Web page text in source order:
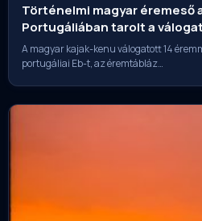
Történelmi magyar éremeső
Portugáliában tarolt a
A magyar kajak-kenu válogatott 14
portugáliai Eb-t, az éremtábláz…